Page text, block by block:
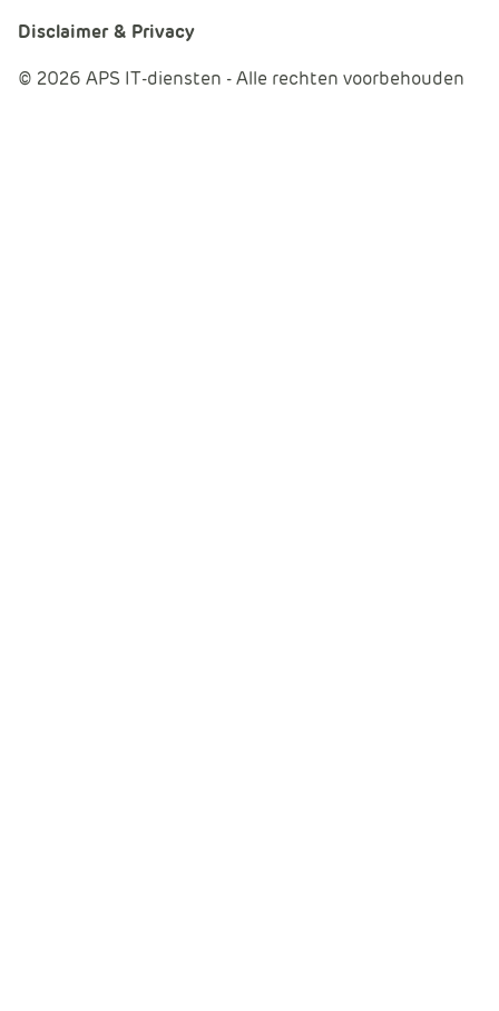
© 2026 APS IT-diensten - Alle rechten voorbehouden
Disclaimer & Privacy